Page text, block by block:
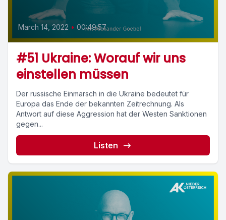
March 14, 2022 • 00:49:57
#51 Ukraine: Worauf wir uns
einstellen müssen
Der russische Einmarsch in die Ukraine bedeutet für
Europa das Ende der bekannten Zeitrechnung. Als
Antwort auf diese Aggression hat der Westen Sanktionen
gegen...
Listen